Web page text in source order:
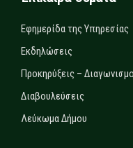
Εφημερίδα της Υπηρεσίας
Εκδηλώσεις
Προκηρύξεις –
Διαβουλεύσεις
Λεύκωμα Δήμου